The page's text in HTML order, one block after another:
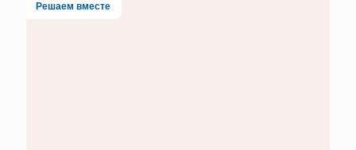
Решаем вместе